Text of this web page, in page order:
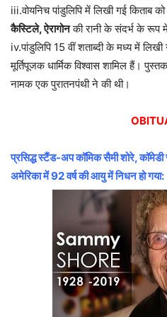
iii.वोयनिच पांडुलिपि में लिखी गई किताब
कैस्टिले, ऐरागोनकी रानी के संदर्भ के रूप
iv.पांडुलिपि 15 वीं शताब्दी के मध्य में
मूर्तिपूजक धार्मिक विश्वास शामिल हैं।
नामक एक पुरातनपंथी ने की थी।
प्रसिद्ध स्टैंड-अप कॉमिक सैमी शोरे,
अमेरिका में 92 वर्ष की आयु में निधन हो गया: